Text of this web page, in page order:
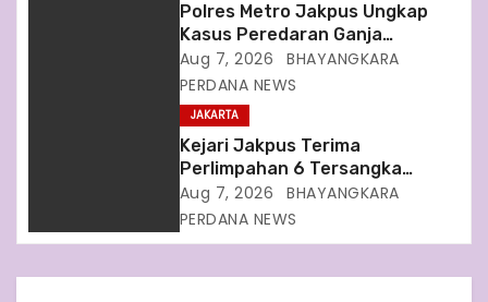
Polres Metro Jakpus Ungkap
Kasus Peredaran Ganja
Sebanyak Ratusan Kilogram
Aug 7, 2026
BHAYANGKARA
PERDANA NEWS
JAKARTA
Kejari Jakpus Terima
Perlimpahan 6 Tersangka
Terkait Kasus Dugaan Korupsi
Tata Kelola Minyak Mentah
Pertamina
Aug 7, 2026
BHAYANGKARA
PERDANA NEWS